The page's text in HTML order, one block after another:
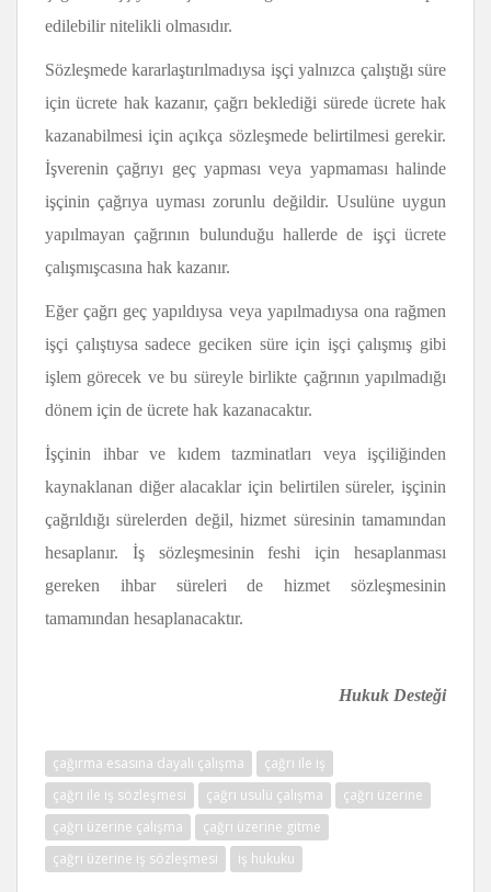
edilebilir nitelikli olmasıdır.
Sözleşmede kararlaştırılmadıysa işçi yalnızca çalıştığı süre
için ücrete hak kazanır, çağrı beklediği sürede ücrete hak
kazanabilmesi için açıkça sözleşmede belirtilmesi gerekir.
İşverenin çağrıyı geç yapması veya yapmaması halinde
işçinin çağrıya uyması zorunlu değildir. Usulüne uygun
yapılmayan çağrının bulunduğu hallerde de işçi ücrete
çalışmışcasına hak kazanır.
Eğer çağrı geç yapıldıysa veya yapılmadıysa ona rağmen
işçi çalıştıysa sadece geciken süre için işçi çalışmış gibi
işlem görecek ve bu süreyle birlikte çağrının yapılmadığı
dönem için de ücrete hak kazanacaktır.
İşçinin ihbar ve kıdem tazminatları veya işçiliğinden
kaynaklanan diğer alacaklar için belirtilen süreler, işçinin
çağrıldığı sürelerden değil, hizmet süresinin tamamından
hesaplanır. İş sözleşmesinin feshi için hesaplanması
gereken ihbar süreleri de hizmet sözleşmesinin
tamamından hesaplanacaktır.
Hukuk Desteği
çağırma esasına dayalı çalışma
çağrı ile iş
çağrı ile iş sözleşmesi
çağrı usulü çalışma
çağrı üzerine
çağrı üzerine çalışma
çağrı üzerine gitme
çağrı üzerine iş sözleşmesi
iş hukuku